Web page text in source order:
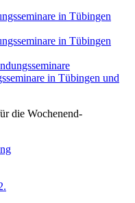
in Tübingen und
die Wochenend-